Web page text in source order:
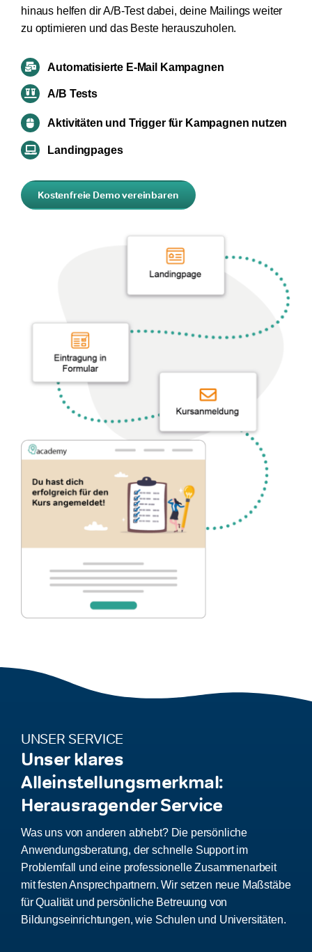
hinaus helfen dir A/B-Test dabei, deine Mailings weiter
zu optimieren und das Beste herauszuholen.
Automatisierte E-Mail Kampagnen
A/B Tests
Aktivitäten und Trigger für Kampagnen nutzen
Landingpages
Kostenfreie Demo vereinbaren
UNSER SERVICE
Unser klares
Alleinstellungsmerkmal:
Herausragender Service
Was uns von anderen abhebt? Die persönliche
Anwendungsberatung, der schnelle Support im
Problemfall und eine professionelle Zusammenarbeit
mit festen Ansprechpartnern. Wir setzen neue Maßstäbe
für Qualität und persönliche Betreuung von
Bildungseinrichtungen, wie Schulen und Universitäten.